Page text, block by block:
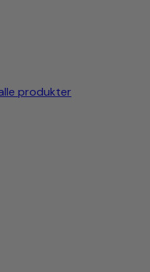
produkter